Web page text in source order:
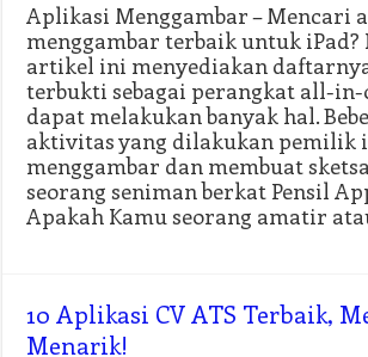
Aplikasi Menggambar – Mencari
menggambar terbaik untuk iPad?
artikel ini menyediakan
terbukti sebagai perangkat all-in-
dapat melakukan banyak hal.
aktivitas yang dilakukan pemilik
menggambar dan membuat
seorang seniman berkat Pensil
Apakah Kamu seorang amatir
10 Aplikasi CV ATS Terbaik,
Menarik!